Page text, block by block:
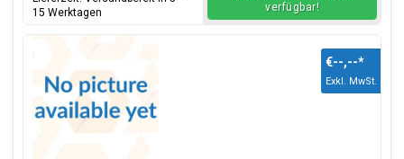
15 Werktagen
verfügbar!
€--,--*
Exkl. MwSt.